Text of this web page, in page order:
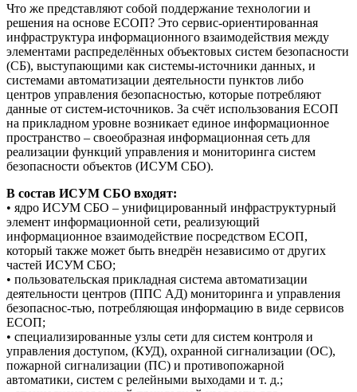
Что же представляют собой поддержание технологии и
решения на основе ЕСОП? Это сервис-ориентированная
инфраструктура информационного взаимодействия между
элементами распределённых объектовых систем безопасности
(СБ), выступающими как системы-источники данных, и
системами автоматизации деятельности пунктов либо
центров управления безопасностью, которые потребляют
данные от систем-источников. За счёт использования ЕСОП
на прикладном уровне возникает единое информационное
пространство – своеобразная информационная сеть для
реализации функций управления и мониторинга систем
безопасности объектов (ИСУМ СБО).
В состав ИСУМ СБО входят:
• ядро ИСУМ СБО – унифицированный инфраструктурный
элемент информационной сети, реализующий
информационное взаимодействие посредством ЕСОП,
который также может быть внедрён независимо от других
частей ИСУМ СБО;
• пользовательская прикладная система автоматизации
деятельности центров (ППС АД) мониторинга и управления
безопаснос-тью, потребляющая информацию в виде сервисов
ЕСОП;
• специализированные узлы сети для систем контроля и
управления доступом, (КУД), охранной сигнализации (ОС),
пожарной сигнализации (ПС) и противопожарной
автоматики, систем с релейными выходами и т. д.;